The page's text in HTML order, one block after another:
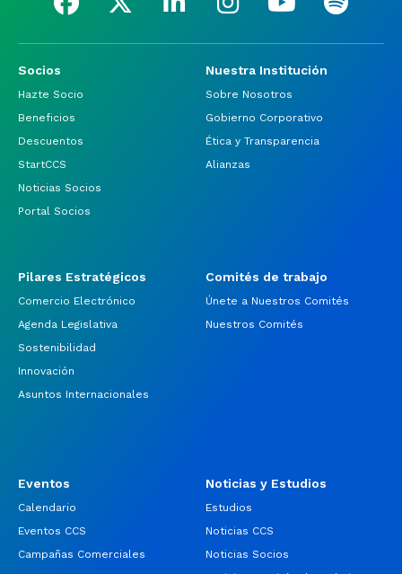
Socios
Hazte Socio
Beneficios
Descuentos
StartCCS
Noticias Socios
Portal Socios
Nuestra Institución
Sobre Nosotros
Gobierno Corporativo
Ética y Transparencia
Alianzas
Pilares Estratégicos
Comercio Electrónico
Agenda Legislativa
Sostenibilidad
Innovación
Asuntos Internacionales
Comités de trabajo
Únete a Nuestros Comités
Nuestros Comités
Eventos
Calendario
Eventos CCS
Campañas Comerciales
Noticias y Estudios
Estudios
Noticias CCS
Noticias Socios